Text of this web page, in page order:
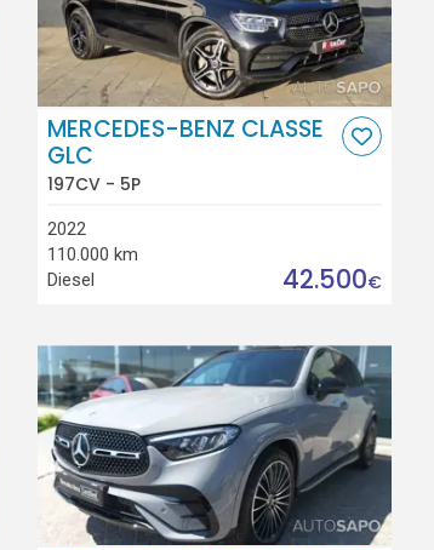
MERCEDES-BENZ CLASSE
GLC
197CV - 5P
2022
110.000 km
Diesel
42.500€